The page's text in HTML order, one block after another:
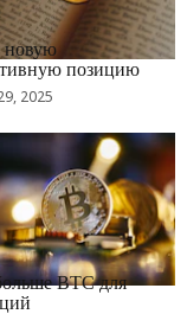
новую
позицию
2025
BTC для